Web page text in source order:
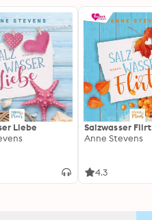
Liebe
Salzwasser Flirt
Anne Stevens
4.3